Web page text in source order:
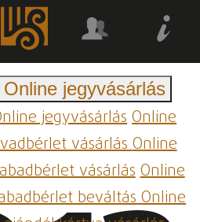
Online jegyvásárlás
jegyvásárlásOnline
vásárlásOnline
vásárlásOnline
beváltásOnline